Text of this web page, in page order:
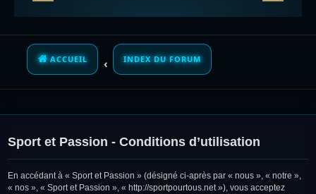
ACCUEIL INDEX DU FORUM
Sport et Passion - Conditions d’utilisation
En accédant à « Sport et Passion » (désigné ci-après par « nous », « notre »,
« nos », « Sport et Passion », « http://sportpourtous.net »), vous acceptez